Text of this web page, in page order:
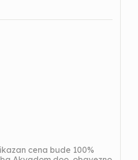
cena bude 100%